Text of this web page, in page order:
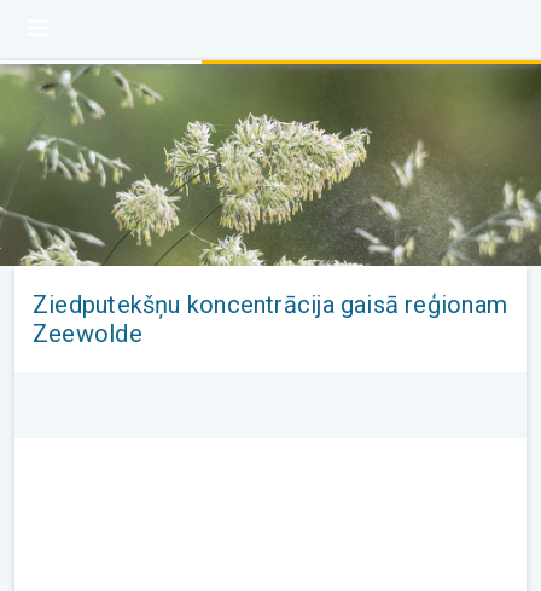
Ziedputekšņu koncentrācija gaisā reģionam
Zeewolde